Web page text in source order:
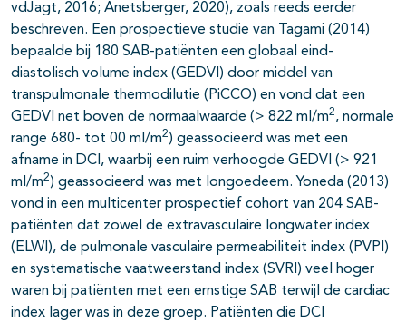
vdJagt, 2016; Anetsberger, 2020), zoals reeds eerder
beschreven. Een prospectieve studie van Tagami (2014)
bepaalde bij 180 SAB-patiënten een globaal eind-
diastolisch volume index (GEDVI) door middel van
transpulmonale thermodilutie (PiCCO) en vond dat een
GEDVI net boven de normaalwaarde (> 822 ml/m2, normale
range 680- tot 00 ml/m2) geassocieerd was met een
afname in DCI, waarbij een ruim verhoogde GEDVI (> 921
ml/m2) geassocieerd was met longoedeem. Yoneda (2013)
vond in een multicenter prospectief cohort van 204 SAB-
patiënten dat zowel de extravasculaire longwater index
(ELWI), de pulmonale vasculaire permeabiliteit index (PVPI)
en systematische vaatweerstand index (SVRI) veel hoger
waren bij patiënten met een ernstige SAB terwijl de cardiac
index lager was in deze groep. Patiënten die DCI